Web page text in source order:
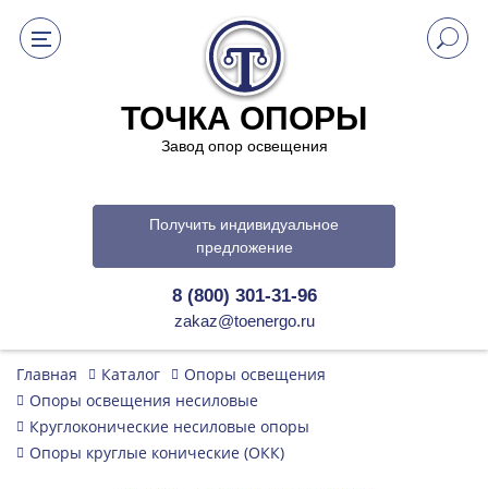
ТОЧКА ОПОРЫ
Завод опор освещения
Получить индивидуальное
предложение
8 (800) 301-31-96
zakaz@toenergo.ru
Главная Каталог
Опоры освещения
Опоры освещения несиловые
Круглоконические несиловые опоры
Опоры круглые конические (ОКК)